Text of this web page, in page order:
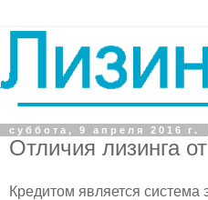
суббота, 9 апреля 2016 г.
Отличия лизинга
Кредитом является система